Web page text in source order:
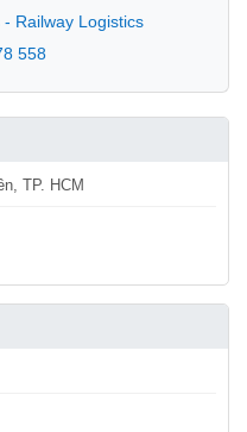
Railway Logistics
558
TP. HCM